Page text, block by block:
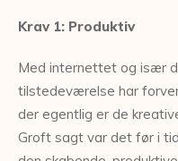
Krav 1: Produktiv
Med internettet og især
tilstedeværelse har
der egentlig er de
Groft sagt var det før i